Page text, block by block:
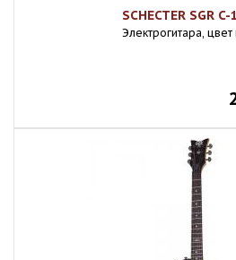
SCHECTER SGR C-
Электрогитара, цвет